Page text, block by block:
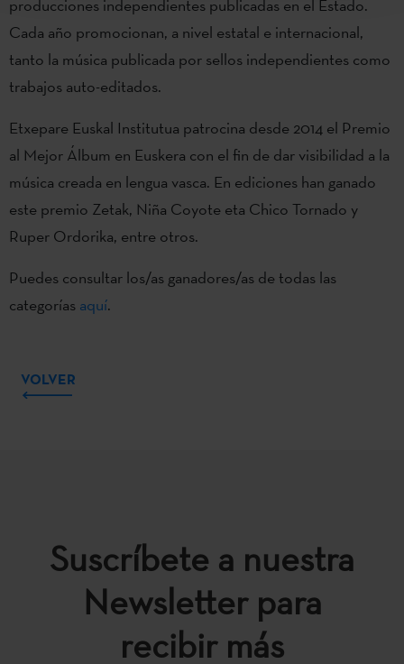
producciones independientes publicadas en el Estado.
Cada año promocionan, a nivel estatal e internacional,
tanto la música publicada por sellos independientes como
trabajos auto-editados.
Etxepare Euskal Institutua patrocina desde 2014 el Premio
al Mejor Álbum en Euskera con el fin de dar visibilidad a la
música creada en lengua vasca. En ediciones han ganado
este premio Zetak, Niña Coyote eta Chico Tornado y
Ruper Ordorika, entre otros.
Puedes consultar los/as ganadores/as de todas las
categorías aquí.
VOLVER
Suscríbete a nuestra
Newsletter para
recibir más